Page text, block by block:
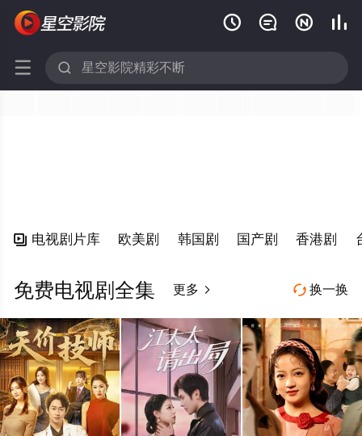
   
 
 电视剧片库 欧美剧 韩国剧 国产剧 香港剧
 换一换
免费电视剧全集 更多 